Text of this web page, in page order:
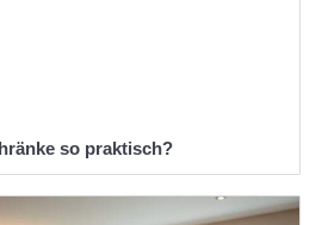
so praktisch?